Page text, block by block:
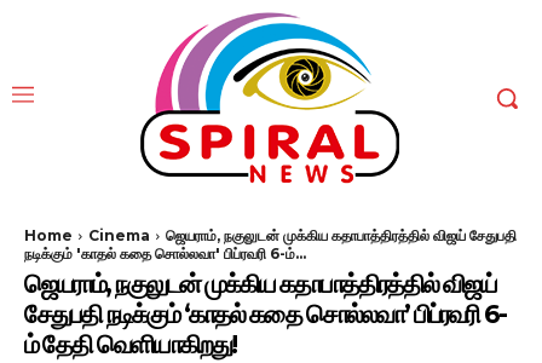
Home Cinema
ஜெயராம், நகுலுடன் முக்கிய கதாபாத்திரத்தில் விஜய் சேதுபதி
நடிக்கும் 'காதல் கதை சொல்லவா' பிப்ரவரி 6-ம்...
ஜெயராம், நகுலுடன் முக்கிய கதாபாத்திரத்தில் விஜய்
சேதுபதி நடிக்கும் ‘காதல் கதை சொல்லவா’ பிப்ரவரி 6-
ம் தேதி வெளியாகிறது!